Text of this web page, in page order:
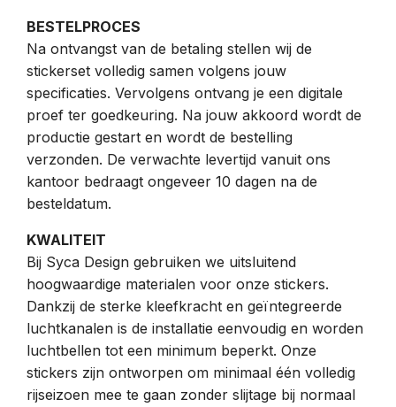
BESTELPROCES
Na ontvangst van de betaling stellen wij de
stickerset volledig samen volgens jouw
specificaties. Vervolgens ontvang je een digitale
proef ter goedkeuring. Na jouw akkoord wordt de
productie gestart en wordt de bestelling
verzonden. De verwachte levertijd vanuit ons
kantoor bedraagt ongeveer 10 dagen na de
besteldatum.
KWALITEIT
Bij Syca Design gebruiken we uitsluitend
hoogwaardige materialen voor onze stickers.
Dankzij de sterke kleefkracht en geïntegreerde
luchtkanalen is de installatie eenvoudig en worden
luchtbellen tot een minimum beperkt. Onze
stickers zijn ontworpen om minimaal één volledig
rijseizoen mee te gaan zonder slijtage bij normaal